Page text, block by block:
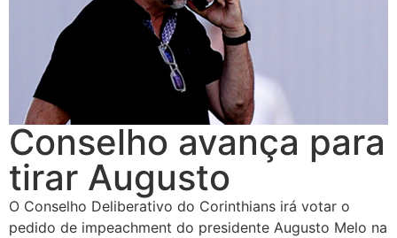
Conselho avança para
tirar Augusto
O Conselho Deliberativo do Corinthians irá votar o
pedido de impeachment do presidente Augusto Melo na